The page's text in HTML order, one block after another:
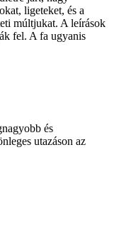
ligeteket, és a
múltjukat. A leírások
fel. A fa ugyanis
és
utazáson az